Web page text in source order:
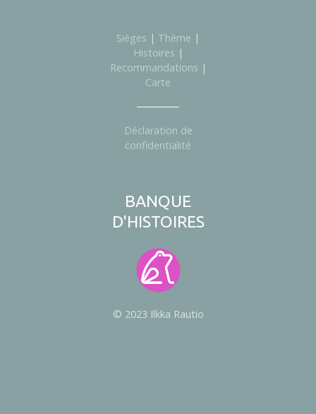
Sièges | Thème |
Histoires |
Recommandations |
Carte
Déclaration de
confidentialité
BANQUE
D'HISTOIRES
© 2023 Ilkka Rautio